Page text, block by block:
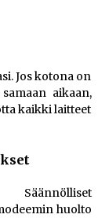
Jos kotona on
aikaan,
kaikki laitteet
huolto